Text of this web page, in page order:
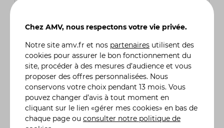
bobber pour un look plus rebelle, des poignées
électrique, un système d'éclairage adaptatif en
courbe, et bien d'autres accessoires disponibles
dans le catalogue BMW Motorrad.
Quelle assurance moto choisir ?
Pour choisir avec soin votre assurance moto, il
est primordial de comparer les tarifs, les
Chez AMV, nous respectons votre vie privée.
Notre site amv.fr et nos partenaires utilisent des
cookies pour assurer le bon fonctionnement du
site, procéder à des mesures d’audience et vous
proposer des offres personnalisées. Nous
conservons votre choix pendant 13 mois. Vous
pouvez changer d’avis à tout moment en
cliquant sur le lien «gérer mes cookies» en bas de
chaque page ou consulter notre politique de